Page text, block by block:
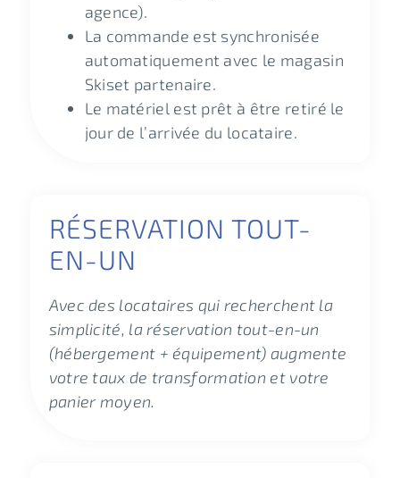
agence).
La commande est synchronisée
automatiquement avec le magasin
Skiset partenaire.
Le matériel est prêt à être retiré le
jour de l’arrivée du locataire.
RÉSERVATION TOUT-
EN-UN
Avec des locataires qui recherchent la
simplicité, la réservation tout-en-un
(hébergement + équipement) augmente
votre taux de transformation et votre
panier moyen.